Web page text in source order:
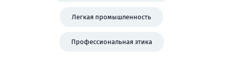
Легкая промышленность
Профессиональная этика